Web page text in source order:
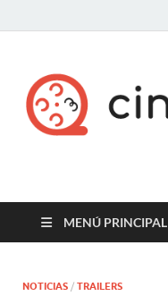
Cine
MENÚ PRINCIPAL
NOTICIAS / TRAILERS